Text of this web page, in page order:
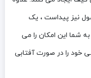
نیز پیداست ، یک
شما این امکان را می
خود را در صورت آفتابی